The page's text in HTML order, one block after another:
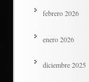
febrero 2026
enero 2026
diciembre 2025